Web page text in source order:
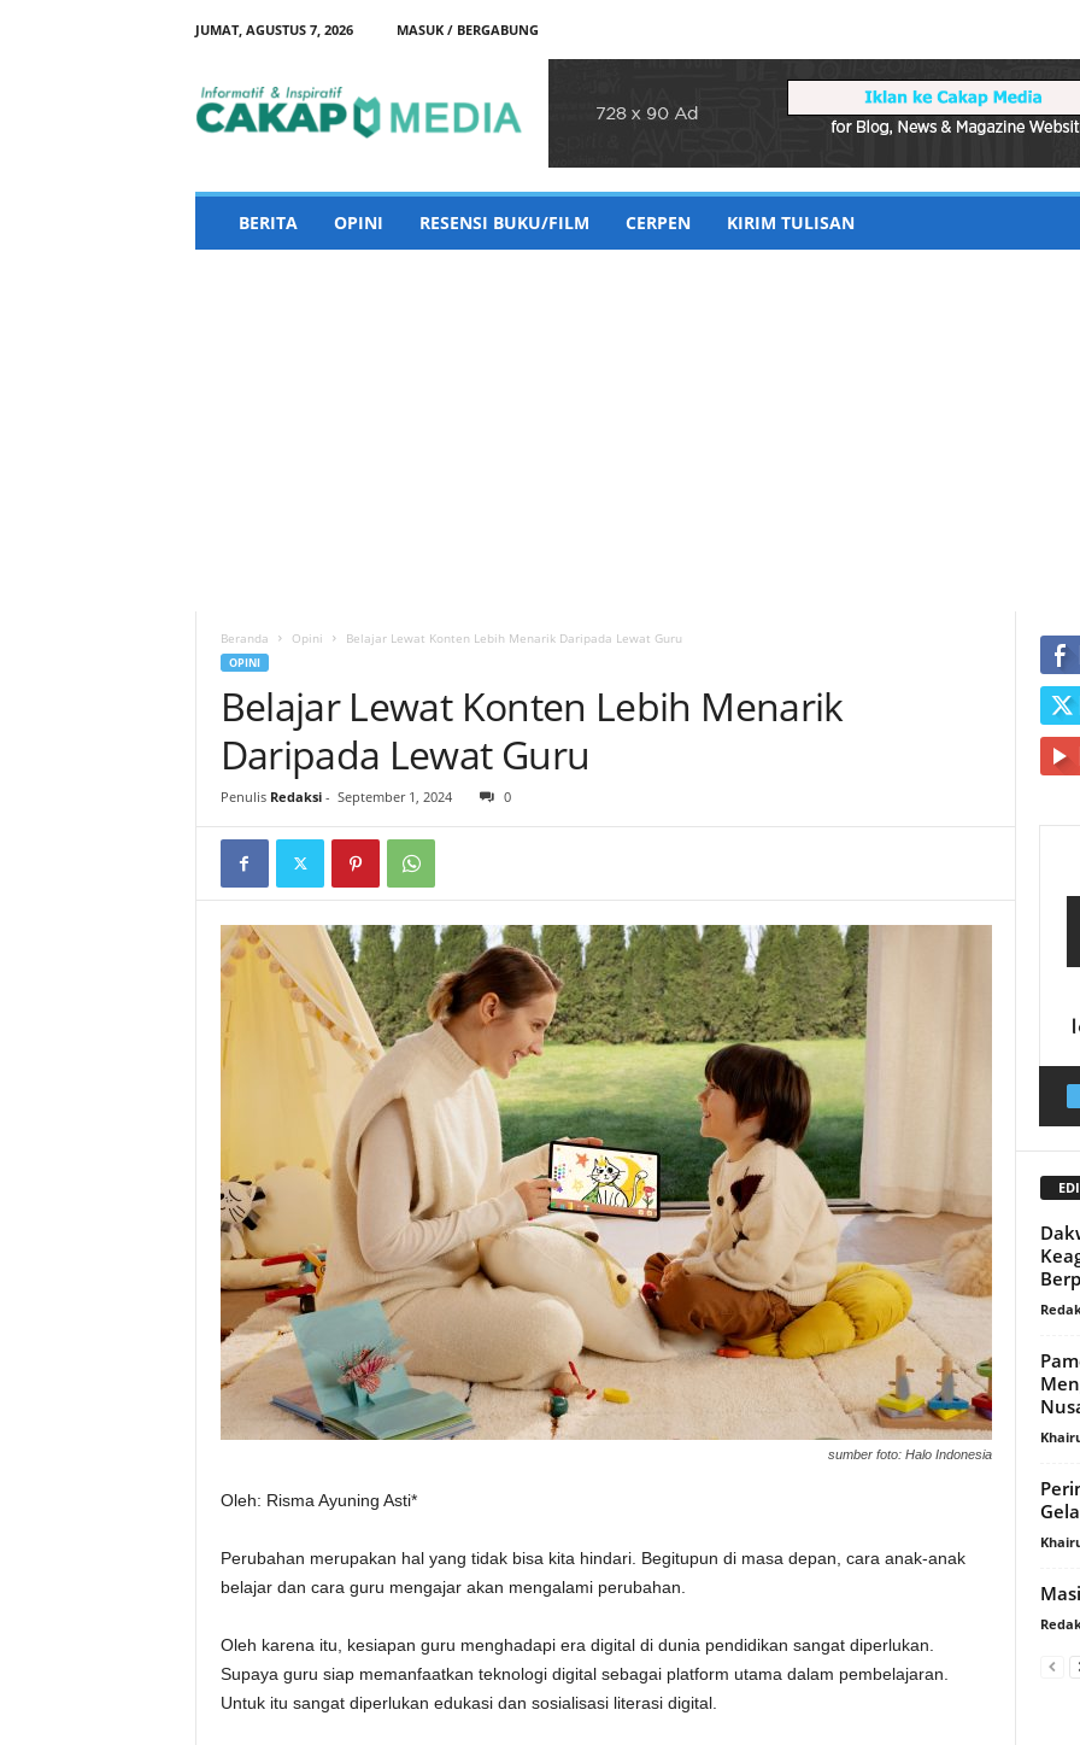
JUMAT, AGUSTUS 7, 2026
MASUK / BERGABUNG
k
a
BERITA OPINI RESENSI BUKU/FILM CERPEN KIRIM TULISAN
Beranda Opini Belajar Lewat Konten Lebih Menarik Daripada Lewat Guru
OPINI
Belajar Lewat Konten Lebih Menarik
Daripada Lewat Guru
Penulis Redaksi- September 1, 2024 0
sumber foto: Halo Indonesia
Oleh: Risma Ayuning Asti*
Perubahan merupakan hal yang tidak bisa kita hindari. Begitupun di masa depan, cara anak-anak
belajar dan cara guru mengajar akan mengalami perubahan.
Oleh karena itu, kesiapan guru menghadapi era digital di dunia pendidikan sangat diperlukan.
Supaya guru siap memanfaatkan teknologi digital sebagai platform utama dalam pembelajaran.
Untuk itu sangat diperlukan edukasi dan sosialisasi literasi digital.